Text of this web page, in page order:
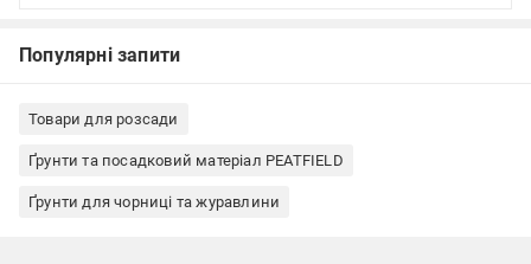
Популярні запити
Товари для розсади
Ґрунти та посадковий матеріал PEATFIELD
Ґрунти для чорниці та журавлини